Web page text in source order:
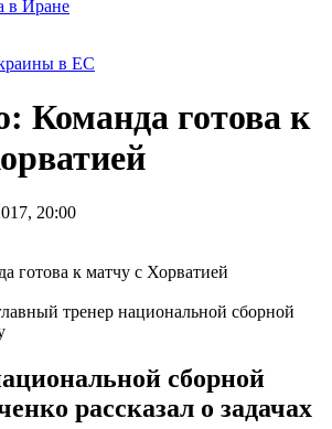
в Иране
в ЕС
Команда готова к
20:00
тренер национальной сборной
сборной
рассказал о задачах